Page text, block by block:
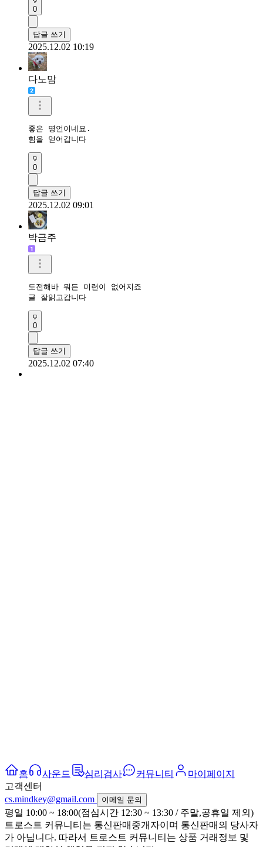
0
답글 쓰기
2025.12.02 10:19
다노맘
좋은 명언이네요.
힘을 얻어갑니다
0
답글 쓰기
2025.12.02 09:01
박금주
도전해바 뭐든 미련이 없어지죠
글 잘읽고갑니다
0
답글 쓰기
2025.12.02 07:40
홈 사운드 심리검사 커뮤니티
마이페이지
고객센터
cs.mindkey@gmail.com
이메일 문의
평일 10:00 ~ 18:00(점심시간 12:30 ~ 13:30 / 주말,공휴일 제외)
트로스트 커뮤니티는 통신판매중개자이며 통신판매의 당사자
가 아닙니다. 따라서 트로스트 커뮤니티는 상품 거래정보 및